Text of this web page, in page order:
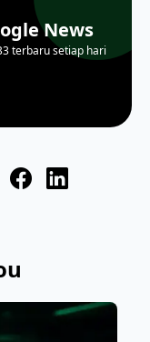
News
terbaru setiap hari